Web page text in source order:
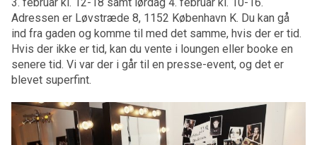
Adressen er Løvstræde 8, 1152 København K. Du kan gå
ind fra gaden og komme til med det samme, hvis der er tid.
Hvis der ikke er tid, kan du vente i loungen eller booke en
senere tid. Vi var der i går til en presse-event, og det er
blevet superfint.